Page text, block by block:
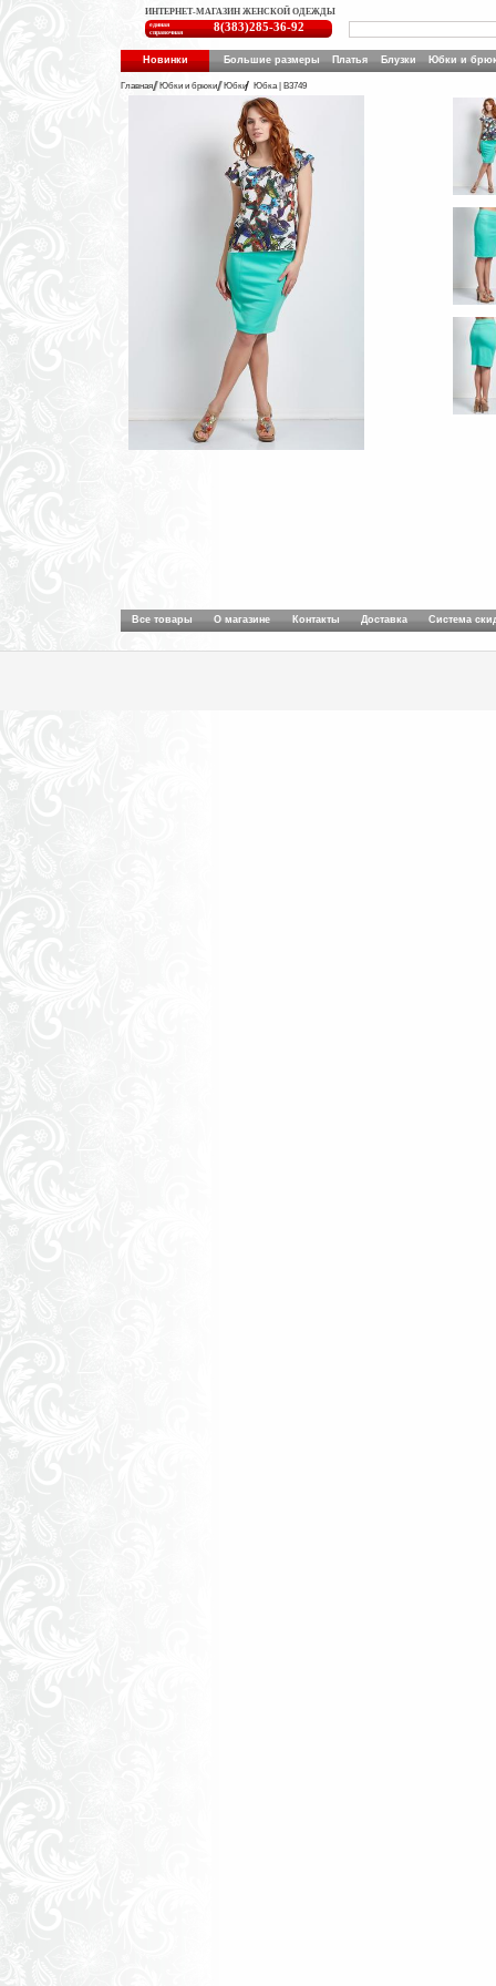
ИНТЕРНЕТ-МАГАЗИН ЖЕНСКОЙ ОДЕЖДЫ
единая
справочная
8(383)285-36-92
Новинки Большие размеры Платья Блузки Юбки и
Главная Юбки и брюки Юбки Юбка | B3749
Все товары О магазине Контакты Доставка Система